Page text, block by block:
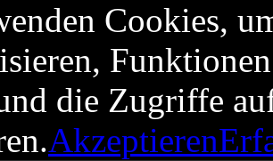
Cookies,
die Zugriffe
Akzeptieren